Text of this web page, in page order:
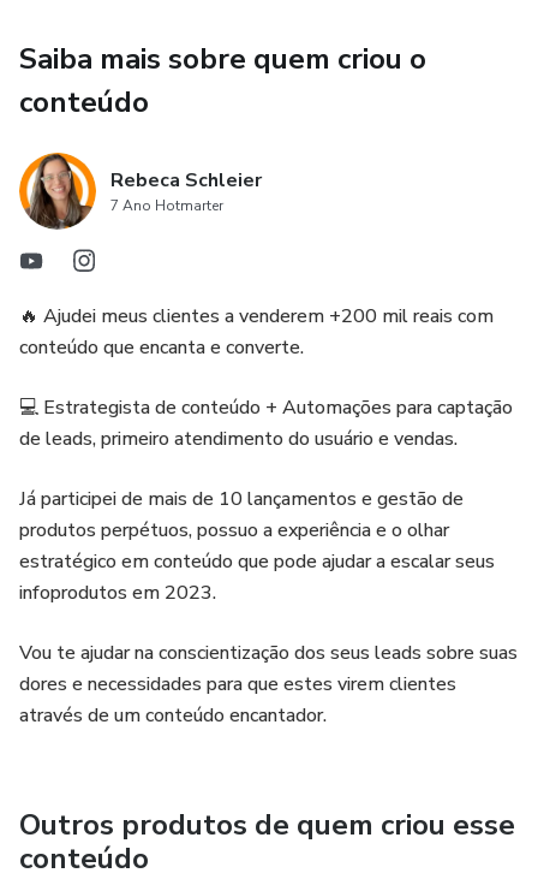
Saiba mais sobre quem criou o
conteúdo
Rebeca Schleier
7 Ano Hotmarter
🔥 Ajudei meus clientes a venderem +200 mil reais com
conteúdo que encanta e converte.
💻 Estrategista de conteúdo + Automações para captação
de leads, primeiro atendimento do usuário e vendas.
Já participei de mais de 10 lançamentos e gestão de
produtos perpétuos, possuo a experiência e o olhar
estratégico em conteúdo que pode ajudar a escalar seus
infoprodutos em 2023.
Vou te ajudar na conscientização dos seus leads sobre suas
dores e necessidades para que estes virem clientes
através de um conteúdo encantador.
Outros produtos de quem criou esse
conteúdo